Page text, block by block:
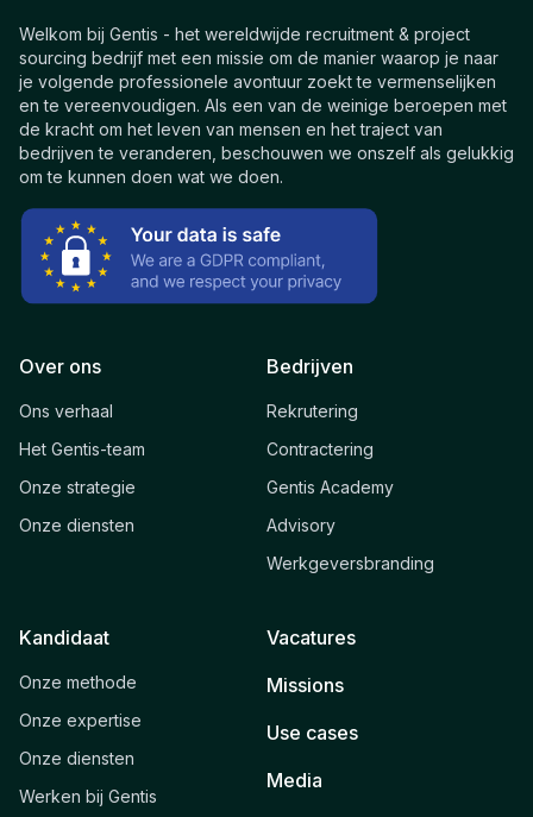
Welkom bij Gentis - het wereldwijde recruitment & project
sourcing bedrijf met een missie om de manier waarop je naar
je volgende professionele avontuur zoekt te vermenselijken
en te vereenvoudigen. Als een van de weinige beroepen met
de kracht om het leven van mensen en het traject van
bedrijven te veranderen, beschouwen we onszelf als gelukkig
om te kunnen doen wat we doen.
Over ons
Ons verhaal
Het Gentis-team
Onze strategie
Onze diensten
Bedrijven
Rekrutering
Contractering
Gentis Academy
Advisory
Werkgeversbranding
Kandidaat
Onze methode
Onze expertise
Onze diensten
Werken bij Gentis
Vacatures
Missions
Use cases
Media